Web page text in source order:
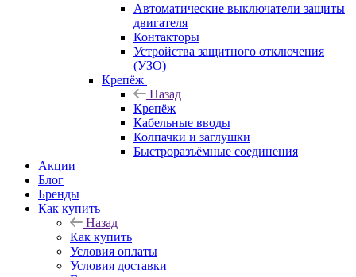
Автоматические выключатели защиты
двигателя
Контакторы
Устройства защитного отключения
(УЗО)
Крепёж
Назад
Крепёж
Кабельные вводы
Колпачки и заглушки
Быстроразъёмные соединения
Акции
Блог
Бренды
Как купить
Назад
Как купить
Условия оплаты
Условия доставки